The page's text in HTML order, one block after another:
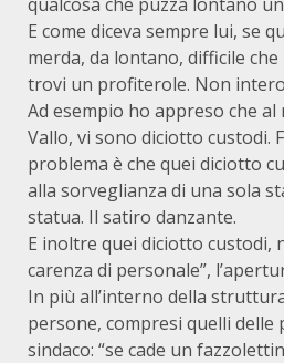
E come diceva sempre lui, se
merda, da lontano, difficile
trovi un profiterole. Non
Ad esempio ho appreso che al
Vallo, vi sono diciotto custodi.
problema è che quei diciotto
alla sorveglianza di una sola
statua. Il satiro danzante.
E inoltre quei diciotto custodi,
carenza di personale”,
In più all’interno della
persone, compresi quelli delle
sindaco: “se cade un